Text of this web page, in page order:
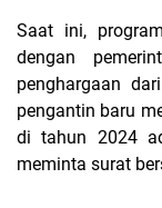
Saat ini,
dengan
penghargaan
pengantin baru
di tahun 2024
meminta surat